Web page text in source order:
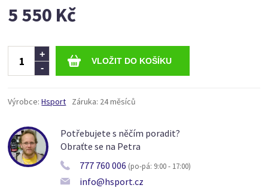
5 550 Kč
-
+
Výrobce: Hsport Záruka: 24 měsíců
Potřebujete s něčím poradit?
Obraťte se na Petra
777 760 006 (po-pá: 9:00 - 17:00)
info@hsport.cz